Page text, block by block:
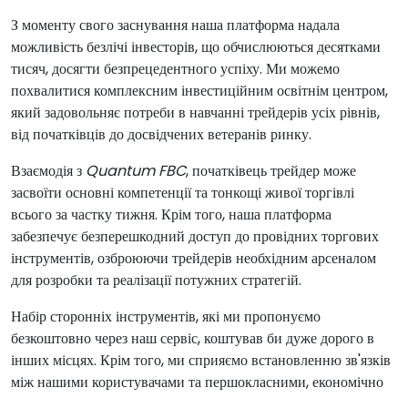
З моменту свого заснування наша платформа надала
можливість безлічі інвесторів, що обчислюються десятками
тисяч, досягти безпрецедентного успіху. Ми можемо
похвалитися комплексним інвестиційним освітнім центром,
який задовольняє потреби в навчанні трейдерів усіх рівнів,
від початківців до досвідчених ветеранів ринку.
Взаємодія з Quantum FBC, початківець трейдер може
засвоїти основні компетенції та тонкощі живої торгівлі
всього за частку тижня. Крім того, наша платформа
забезпечує безперешкодний доступ до провідних торгових
інструментів, озброюючи трейдерів необхідним арсеналом
для розробки та реалізації потужних стратегій.
Набір сторонніх інструментів, які ми пропонуємо
безкоштовно через наш сервіс, коштував би дуже дорого в
інших місцях. Крім того, ми сприяємо встановленню зв'язків
між нашими користувачами та першокласними, економічно